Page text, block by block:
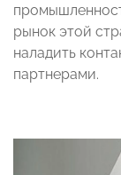
рынок этой
наладить
партнерами.